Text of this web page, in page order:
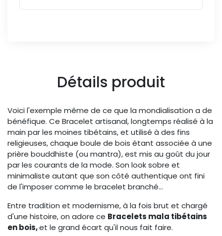
Détails produit
Voici l'exemple même de ce que la mondialisation a de
bénéfique. Ce Bracelet artisanal, longtemps réalisé à la
main par les moines tibétains, et utilisé à des fins
religieuses, chaque boule de bois étant associée à une
prière bouddhiste (ou mantra), est mis au goût du jour
par les courants de la mode. Son look sobre et
minimaliste autant que son côté authentique ont fini
de l'imposer comme le bracelet branché...
Entre tradition et modernisme, à la fois brut et chargé
d'une histoire, on adore ce Bracelets mala tibétains
en bois,et le grand écart qu'il nous fait faire.